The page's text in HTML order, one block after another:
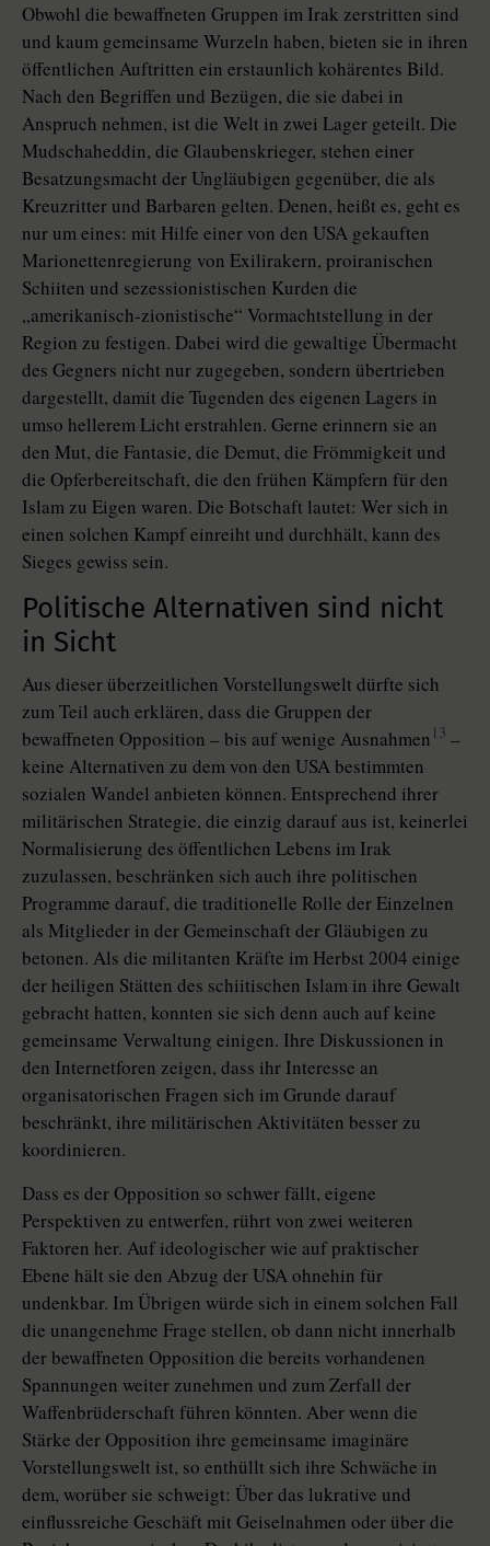
Obwohl die bewaffneten Gruppen im Irak zerstritten sind
und kaum gemeinsame Wurzeln haben, bieten sie in ihren
öffentlichen Auftritten ein erstaunlich kohärentes Bild.
Nach den Begriffen und Bezügen, die sie dabei in
Anspruch nehmen, ist die Welt in zwei Lager geteilt. Die
Mudschaheddin, die Glaubenskrieger, stehen einer
Besatzungsmacht der Ungläubigen gegenüber, die als
Kreuzritter und Barbaren gelten. Denen, heißt es, geht es
nur um eines: mit Hilfe einer von den USA gekauften
Marionettenregierung von Exilirakern, proiranischen
Schiiten und sezessionistischen Kurden die
„amerikanisch-zionistische“ Vormachtstellung in der
Region zu festigen. Dabei wird die gewaltige Übermacht
des Gegners nicht nur zugegeben, sondern übertrieben
dargestellt, damit die Tugenden des eigenen Lagers in
umso hellerem Licht erstrahlen. Gerne erinnern sie an
den Mut, die Fantasie, die Demut, die Frömmigkeit und
die Opferbereitschaft, die den frühen Kämpfern für den
Islam zu Eigen waren. Die Botschaft lautet: Wer sich in
einen solchen Kampf einreiht und durchhält, kann des
Sieges gewiss sein.
Politische Alternativen sind nicht
in Sicht
Aus dieser überzeitlichen Vorstellungswelt dürfte sich
zum Teil auch erklären, dass die Gruppen der
bewaffneten Opposition – bis auf wenige Ausnahmen 13 –
keine Alternativen zu dem von den USA bestimmten
sozialen Wandel anbieten können. Entsprechend ihrer
militärischen Strategie, die einzig darauf aus ist, keinerlei
Normalisierung des öffentlichen Lebens im Irak
zuzulassen, beschränken sich auch ihre politischen
Programme darauf, die traditionelle Rolle der Einzelnen
als Mitglieder in der Gemeinschaft der Gläubigen zu
betonen. Als die militanten Kräfte im Herbst 2004 einige
der heiligen Stätten des schiitischen Islam in ihre Gewalt
gebracht hatten, konnten sie sich denn auch auf keine
gemeinsame Verwaltung einigen. Ihre Diskussionen in
den Internetforen zeigen, dass ihr Interesse an
organisatorischen Fragen sich im Grunde darauf
beschränkt, ihre militärischen Aktivitäten besser zu
koordinieren.
Dass es der Opposition so schwer fällt, eigene
Perspektiven zu entwerfen, rührt von zwei weiteren
Faktoren her. Auf ideologischer wie auf praktischer
Ebene hält sie den Abzug der USA ohnehin für
undenkbar. Im Übrigen würde sich in einem solchen Fall
die unangenehme Frage stellen, ob dann nicht innerhalb
der bewaffneten Opposition die bereits vorhandenen
Spannungen weiter zunehmen und zum Zerfall der
Waffenbrüderschaft führen könnten. Aber wenn die
Stärke der Opposition ihre gemeinsame imaginäre
Vorstellungswelt ist, so enthüllt sich ihre Schwäche in
dem, worüber sie schweigt: Über das lukrative und
einflussreiche Geschäft mit Geiselnahmen oder über die